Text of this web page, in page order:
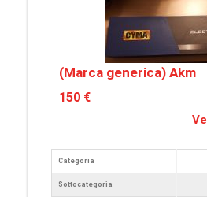
(Marca generica) Akm
150 €
Categoria
Sottocategoria